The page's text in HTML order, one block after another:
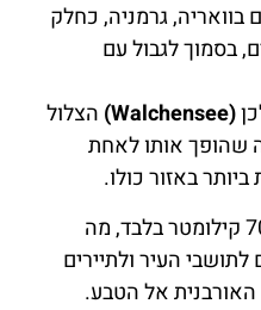
גרמניה, כחלק
בסמוך לגבול עם
(Walchensee)
הצלול
שהופך אותו לאחת
באזור כולו.
המרחק ממינכן להר הוא כ-70 קילומטר בלבד, מה
העיר ולתיירים
אל הטבע.